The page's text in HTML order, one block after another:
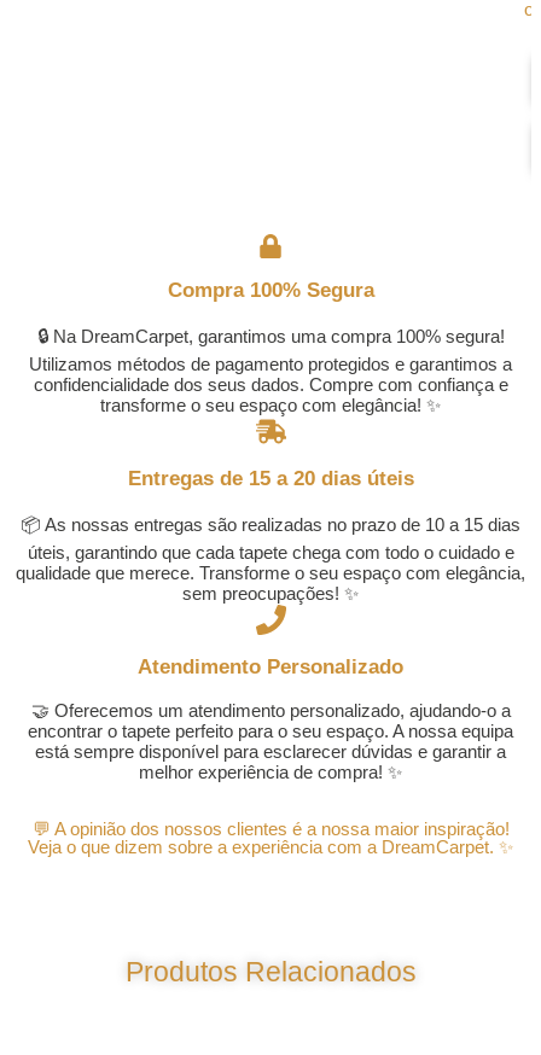
Compra 100% Segura
🔒 Na DreamCarpet, garantimos uma compra 100% segura!
Utilizamos métodos de pagamento protegidos e garantimos a
confidencialidade dos seus dados. Compre com confiança e
transforme o seu espaço com elegância! ✨
Entregas de 15 a 20 dias úteis
📦 As nossas entregas são realizadas no prazo de 10 a 15 dias
úteis, garantindo que cada tapete chega com todo o cuidado e
qualidade que merece. Transforme o seu espaço com elegância,
sem preocupações! ✨
Atendimento Personalizado
🤝 Oferecemos um atendimento personalizado, ajudando-o a
encontrar o tapete perfeito para o seu espaço. A nossa equipa
está sempre disponível para esclarecer dúvidas e garantir a
melhor experiência de compra! ✨
💬 A opinião dos nossos clientes é a nossa maior inspiração!
Veja o que dizem sobre a experiência com a DreamCarpet. ✨
Produtos Relacionados